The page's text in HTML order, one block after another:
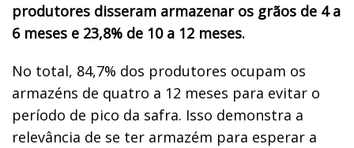
produtores disseram armazenar os grãos de 4 a
6 meses e 23,8% de 10 a 12 meses.
No total, 84,7% dos produtores ocupam os
armazéns de quatro a 12 meses para evitar o
período de pico da safra. Isso demonstra a
relevância de se ter armazém para esperar a